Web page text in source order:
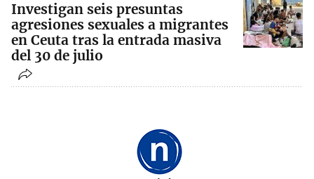
Investigan seis presuntas
agresiones sexuales a migrantes
en Ceuta tras la entrada masiva
del 30 de julio